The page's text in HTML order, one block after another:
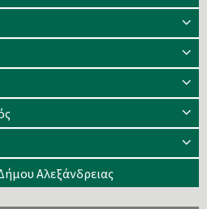
Αλεξάνδρειας